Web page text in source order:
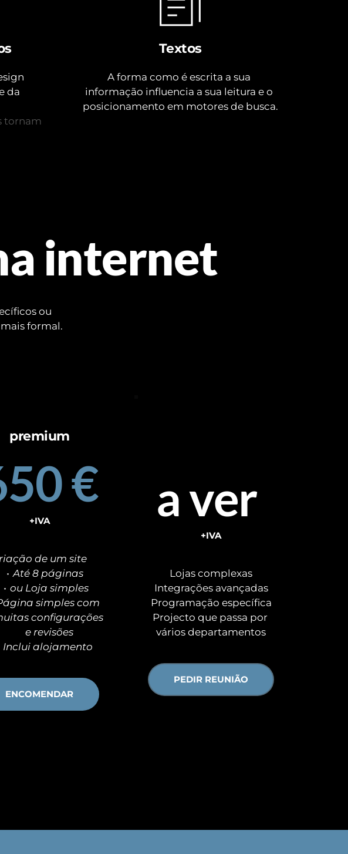
da
tornam
Textos
A forma como é escrita a sua
informação influencia a sua leitura e o
posicionamento em motores de busca.
internet
ou
formal.
premium
€
+IVA
de um site
Até 8 páginas
ou Loja simples
simples com
configurações
e revisões
Inclui alojamento
ENCOMENDAR
a ver
+IVA
Lojas complexas
Integrações avançadas
Programação específica
Projecto que passa por
vários departamentos
PEDIR REUNIÃO